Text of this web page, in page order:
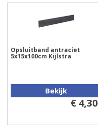
Opsluitband antraciet
5x15x100cm Kijlstra
Bekijk
€ 4,30